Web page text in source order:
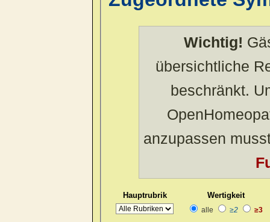
Wichtig!
übersichtliche
beschränkt.
anzupassen
Hauptrubrik Wertigkeit
alle ≥2 ≥3